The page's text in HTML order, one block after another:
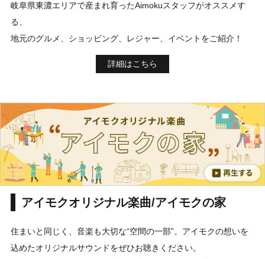
岐阜県東濃エリアで産まれ育ったAimokuスタッフがオススメす
る、
地元のグルメ、ショッピング、レジャー、イベントをご紹介！
詳細はこちら
アイモクオリジナル楽曲/アイモクの家
住まいと同じく、音楽も大切な“空間の一部”。アイモクの想いを
込めたオリジナルサウンドをぜひお聴きください。